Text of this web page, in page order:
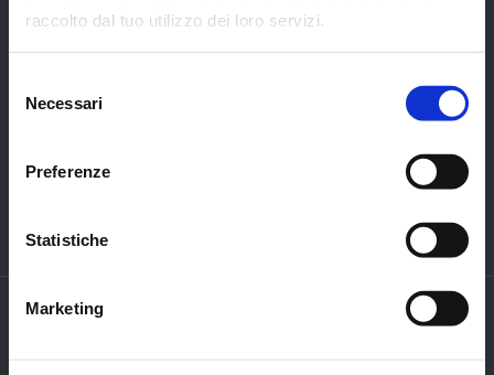
raccolto dal tuo utilizzo dei loro servizi.
delNecessari
Preferenze
Statistiche
Marketing
53035 Monteriggioni (SI) –P. IVA 01069370524
Companies register of